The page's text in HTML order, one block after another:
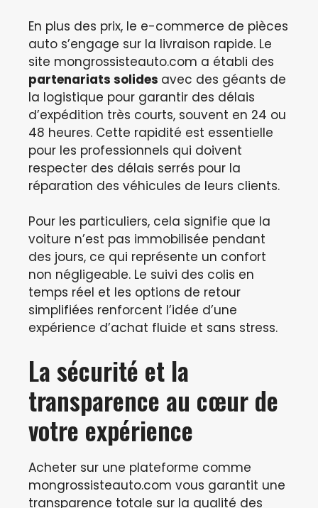
En plus des prix, le e-commerce de pièces
auto s’engage sur la livraison rapide. Le
site mongrossisteauto.com a établi des
partenariats solides avec des géants de
la logistique pour garantir des délais
d’expédition très courts, souvent en 24 ou
48 heures. Cette rapidité est essentielle
pour les professionnels qui doivent
respecter des délais serrés pour la
réparation des véhicules de leurs clients.
Pour les particuliers, cela signifie que la
voiture n’est pas immobilisée pendant
des jours, ce qui représente un confort
non négligeable. Le suivi des colis en
temps réel et les options de retour
simplifiées renforcent l’idée d’une
expérience d’achat fluide et sans stress.
La sécurité et la
transparence au cœur de
votre expérience
Acheter sur une plateforme comme
mongrossisteauto.com vous garantit une
transparence totale sur la qualité des